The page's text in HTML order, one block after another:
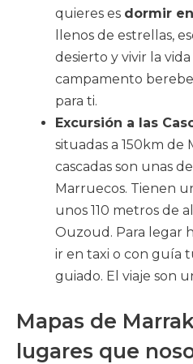
quieres es dormir
llenos de estrellas,
desierto y vivir la
campamento
para ti.
Excursión a las
situadas a 150km de
cascadas son unas
Marruecos. Tienen
unos 110 metros de
Ouzoud. Para legar
ir en taxi o con guía
guiado. El viaje son
Mapas de
lugares que